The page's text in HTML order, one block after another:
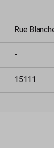
Rue
-
15111